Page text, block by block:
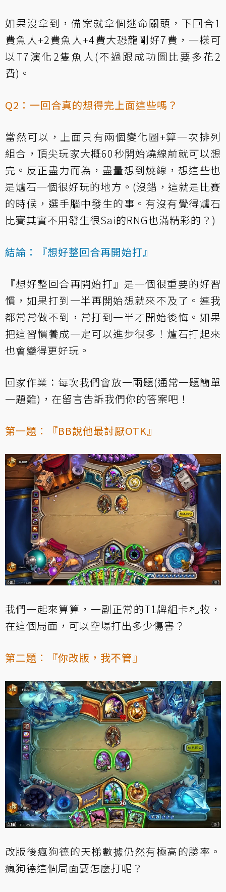
如果沒拿到，備案就拿個逃命關頭，下回合1
費魚人+2費魚人+4費大恐龍剛好7費，一樣可
以T7演化2隻魚人(不過跟成功圖比要多花2
費)。
Q2：一回合真的想得完上面這些嗎？
當然可以，上面只有兩個變化圖+算一次排列
組合，頂尖玩家大概60秒開始燒線前就可以想
完。反正盡力而為，盡量想到燒線，想這些也
是爐石一個很好玩的地方。(沒錯，這就是比賽
的時候，選手腦中發生的事。有沒有覺得爐石
比賽其實不用發生很Sai的RNG也滿精彩的？)
結論：『想好整回合再開始打』
『想好整回合再開始打』是一個很重要的好習
慣，如果打到一半再開始想就來不及了。連我
都常常做不到，常打到一半才開始後悔。如果
把這習慣養成一定可以進步很多！爐石打起來
也會變得更好玩。
回家作業：每次我們會放一兩題(通常一題簡單
一題難)，在留言告訴我們你的答案吧！
第一題：『BB說他最討厭OTK』
我們一起來算算，一副正常的T1牌組卡札牧，
在這個局面，可以空場打出多少傷害？
第二題：『你改版，我不管』
改版後瘋狗德的天梯數據仍然有極高的勝率。
瘋狗德這個局面要怎麼打呢？